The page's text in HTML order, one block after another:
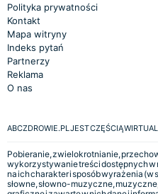
Polityka prywatności
Kontakt
Mapa witryny
Indeks pytań
Partnerzy
Reklama
O nas
ABCZDROWIE.PL JEST CZĘŚCIĄ
Pobieranie, zwielokrotnianie,
wykorzystywanie treści dostępnych w
na ich charakter i sposób wyrażenia
słowne, słowno-muzyczne,